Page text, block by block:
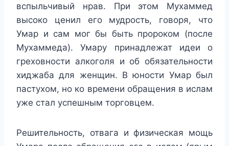
вспыльчивый нрав. При этом Мухаммед
высоко ценил его мудрость, говоря, что
Умар и сам мог бы быть пророком (после
Мухаммеда). Умару принадлежат идеи о
греховности алкоголя и об обязательности
хиджаба для женщин. В юности Умар был
пастухом, но ко времени обращения в ислам
уже стал успешным торговцем.
Решительность, отвага и физическая мощь